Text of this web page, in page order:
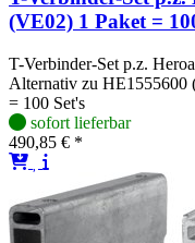
(VE02) 1 Paket =
T-Verbinder-Set p.z.
Alternativ zu
= 100 Set's
sofort lieferbar
490,85 € *